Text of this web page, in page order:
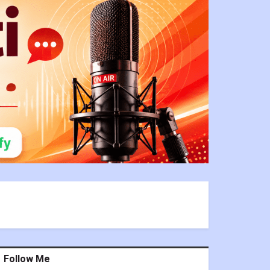
Follow Me